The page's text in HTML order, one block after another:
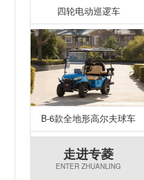
四轮电动巡逻车
B-6款全地形高尔夫球车
走进专菱
ENTER ZHUANLING